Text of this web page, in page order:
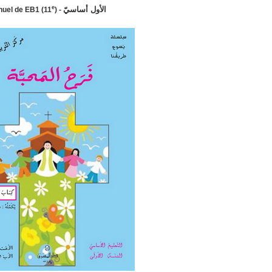
de EB1 (11e) -الأول أساسيّ